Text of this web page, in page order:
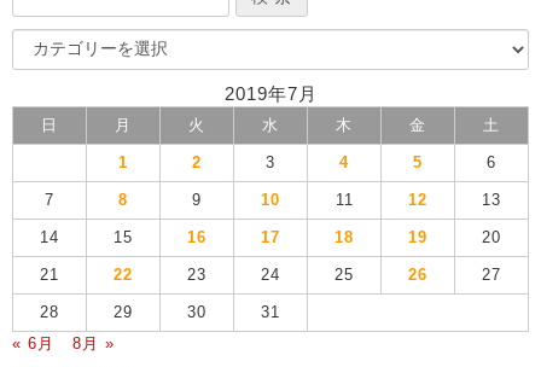
2019年7月
日 月 火 水 木 金 土
1 2 3 4 5 6
7 8 9 10 11 12 13
14 15 16 17 18 19 20
21 22 23 24 25 26 27
28 29 30
31
« 6月
8月 »